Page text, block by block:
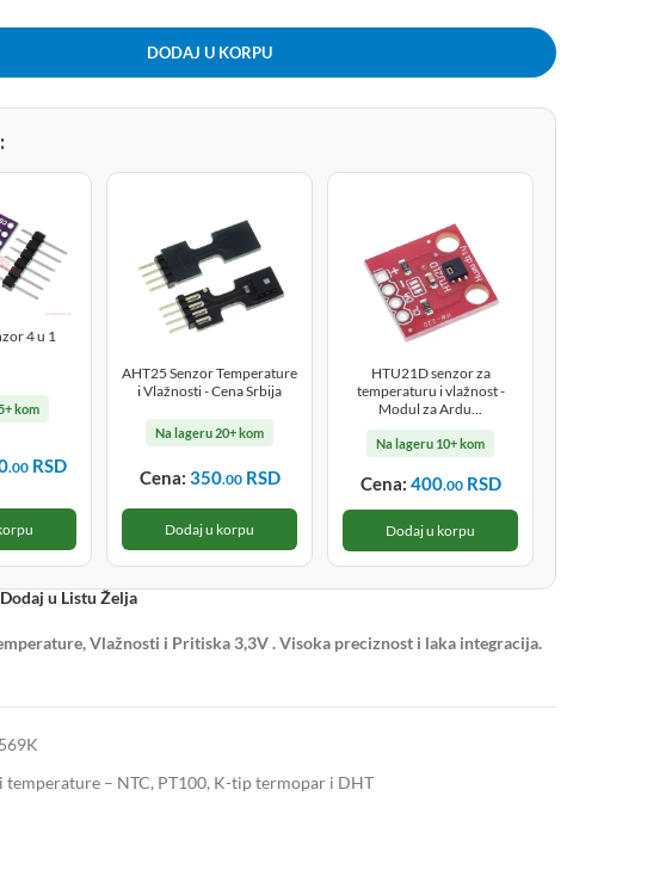
DODAJ U KORPU
4 u 1
kom
.00 RSD
AHT25 Senzor Temperature
i Vlažnosti - Cena Srbija
Na lageru 20+ kom
Cena: 350.00 RSD
Dodaj u korpu
HTU21D senzor za
temperaturu i vlažnost -
Modul za Ardu...
Na lageru 10+ kom
Cena: 400.00 RSD
Dodaj u korpu
Dodaj u Listu Želja
Vlažnosti i Pritiska 3,3V . Visoka preciznost i laka integracija.
temperature – NTC, PT100, K-tip termopar i DHT